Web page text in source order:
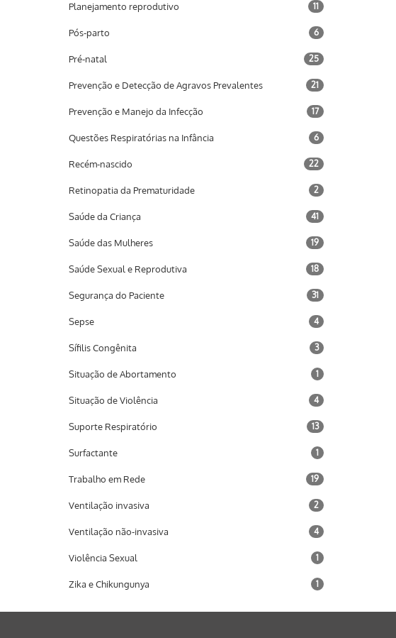
Planejamento reprodutivo 11
Pós-parto 6
Pré-natal 25
Prevenção e Detecção de Agravos Prevalentes 21
Prevenção e Manejo da Infecção 17
Questões Respiratórias na Infância 6
Recém-nascido 22
Retinopatia da Prematuridade 2
Saúde da Criança 41
Saúde das Mulheres 19
Saúde Sexual e Reprodutiva 18
Segurança do Paciente 31
Sepse 4
Sífilis Congênita 3
Situação de Abortamento 1
Situação de Violência 4
Suporte Respiratório 13
Surfactante 1
Trabalho em Rede 19
Ventilação invasiva 2
Ventilação não-invasiva 4
Violência Sexual 1
Zika e Chikungunya 1